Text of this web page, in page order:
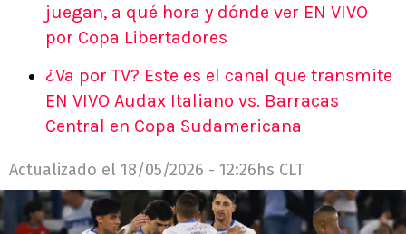
juegan, a qué hora y dónde ver EN VIVO
por Copa Libertadores
¿Va por TV? Este es el canal que transmite
EN VIVO Audax Italiano vs. Barracas
Central en Copa Sudamericana
Actualizado el 18/05/2026 - 12:26hs CLT